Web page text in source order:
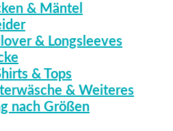
& Mäntel
& Longsleeves
& Tops
& Weiteres
nach Größen